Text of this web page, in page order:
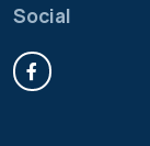
Social